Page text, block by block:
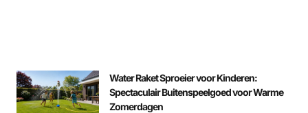
Water Raket Sproeier voor Kinderen:
Spectaculair Buitenspeelgoed voor Warme
Zomerdagen